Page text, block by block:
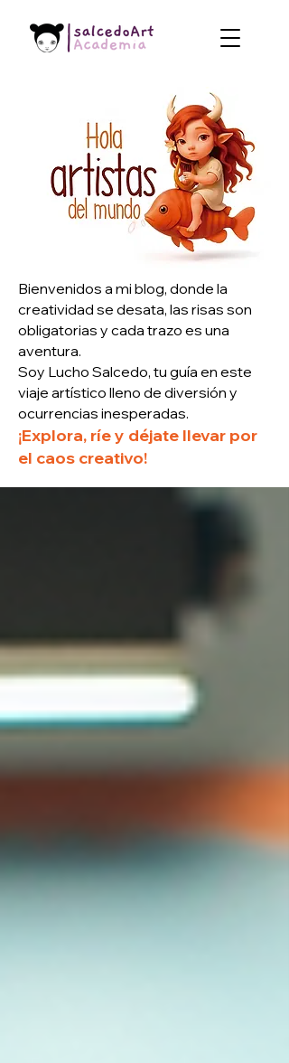
Bienvenidos a mi blog, donde la
creatividad se desata, las risas son
obligatorias y cada trazo es una
aventura.
Soy Lucho Salcedo, tu guía en este
viaje artístico lleno de diversión y
ocurrencias inesperadas.
¡Explora, ríe y déjate llevar por
el caos creativo!